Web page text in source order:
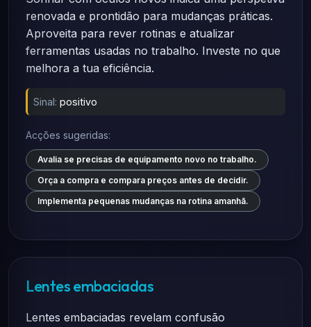
renovada e prontidão para mudanças práticas.
Aproveita para rever rotinas e atualizar
ferramentas usadas no trabalho. Investe no que
melhora a tua eficiência.
Sinal: positivo
Acções sugeridas:
Avalia se precisas de equipamento novo no trabalho.
Orça a compra e compara preços antes de decidir.
Implementa pequenas mudanças na rotina amanhã.
Lentes embaciadas
Lentes embaciadas revelam confusão